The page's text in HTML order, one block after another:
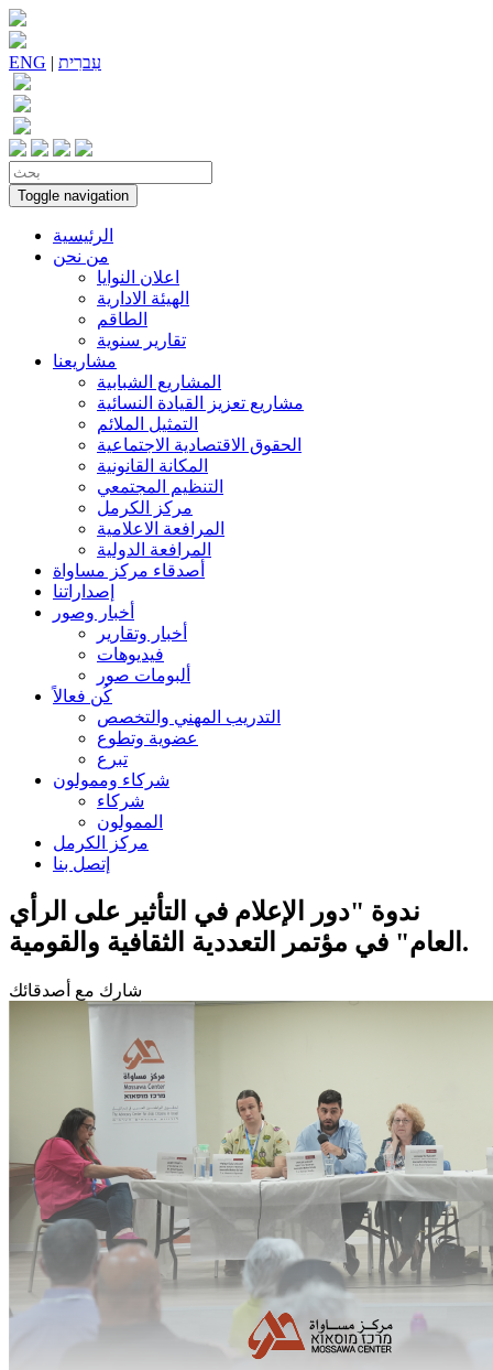
ENG | עִברִית
Toggle navigation
الرئيسية
من نحن
اعلان النوايا
الهيئة الادارية
الطاقم
تقارير سنوية
مشاريعنا
المشاريع الشبابية
مشاريع تعزيز القيادة النسائية
التمثيل الملائم
الحقوق الاقتصادية الاجتماعية
المكانة القانونية
التنظيم المجتمعي
مركز الكرمل
المرافعة الاعلامية
المرافعة الدولية
أصدقاء مركز مساواة
إصداراتنا
أخبار وصور
أخبار وتقارير
فيديوهات
ألبومات صور
كُن فعالاً
التدريب المهني والتخصص
عضوية وتطوع
تبرع
شركاء وممولون
شركاء
الممولون
مركز الكرمل
إتصل بنا
ندوة "دور الإعلام في التأثير على الرأي
العام" في مؤتمر التعددية الثقافية والقومية.
شارك مع أصدقائك